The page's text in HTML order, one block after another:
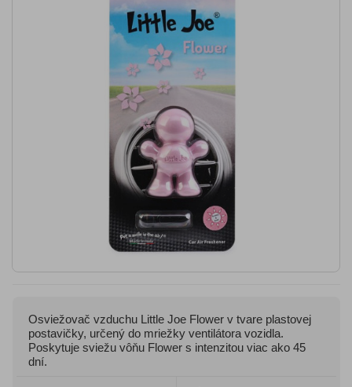
Osviežovač vzduchu Little Joe Flower v tvare plastovej
postavičky, určený do mriežky ventilátora vozidla.
Poskytuje sviežu vôňu Flower s intenzitou viac ako 45
dní.